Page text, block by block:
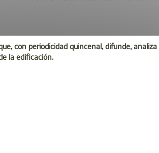
con periodicidad quincenal, difunde, analiza
la edificación.